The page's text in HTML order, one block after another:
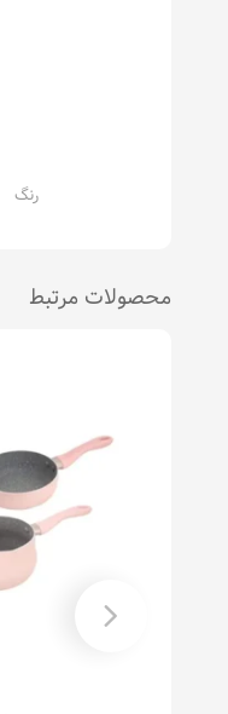
رنگ
محصولات مرتبط